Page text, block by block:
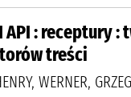
API : receptury
treści
WERNER,